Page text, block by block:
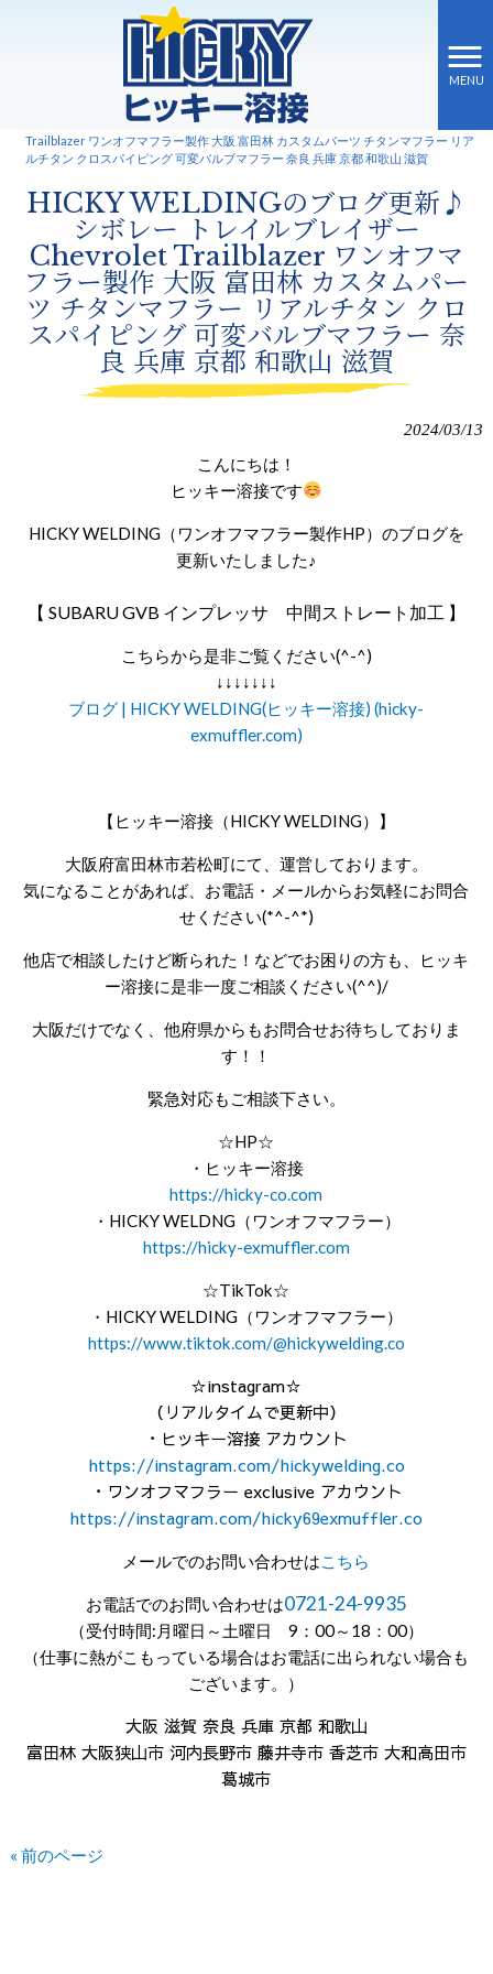
MENU
ヒッキー溶接 HOME
> 新着情報
>
HICKY WELDINGのブログ更新♪ シボレー トレイルブレイザー Chevrolet
Trailblazer ワンオフマフラー製作 大阪 富田林 カスタムパーツ チタンマフラー リア
ルチタン クロスパイピング 可変バルブマフラー 奈良 兵庫 京都 和歌山 滋賀
HICKY WELDINGのブログ更新♪
シボレー トレイルブレイザー
Chevrolet Trailblazer ワンオフマ
フラー製作 大阪 富田林 カスタムパー
ツ チタンマフラー リアルチタン クロ
スパイピング 可変バルブマフラー 奈
良 兵庫 京都 和歌山 滋賀
2024/03/13
こんにちは！
ヒッキー溶接です
HICKY WELDING（ワンオフマフラー製作HP）のブログを
更新いたしました♪
【 SUBARU GVB インプレッサ 中間ストレート加工 】
こちらから是非ご覧ください(^-^)
↓↓↓↓↓↓↓
ブログ | HICKY WELDING(ヒッキー溶接) (hicky-
exmuffler.com)
【ヒッキー溶接（HICKY WELDING）】
大阪府富田林市若松町にて、運営しております。
気になることがあれば、お電話・メールからお気軽にお問合
せください(*^-^*)
他店で相談したけど断られた！などでお困りの方も、ヒッキ
ー溶接に是非一度ご相談ください(^^)/
大阪だけでなく、他府県からもお問合せお待ちしておりま
す！！
緊急対応もご相談下さい。
☆HP☆
・ヒッキー溶接
https://hicky-co.com
・HICKY WELDNG（ワンオフマフラー）
https://hicky-exmuffler.com
☆TikTok☆
・HICKY WELDING（ワンオフマフラー）
https://www.tiktok.com/@hickywelding.co
☆instagram☆
（リアルタイムで更新中）
・ヒッキー溶接 アカウント
https://instagram.com/hickywelding.co
・ワンオフマフラー exclusive アカウント
https://instagram.com/hicky69exmuffler.co
メールでのお問い合わせはこちら
お電話でのお問い合わせは0721-24-9935
（受付時間:月曜日～土曜日 9：00～18：00）
（仕事に熱がこもっている場合はお電話に出られない場合も
ございます。）
大阪 滋賀 奈良 兵庫 京都 和歌山
富田林 大阪狭山市 河内長野市 藤井寺市 香芝市 大和高田市
葛城市
« 前のページ